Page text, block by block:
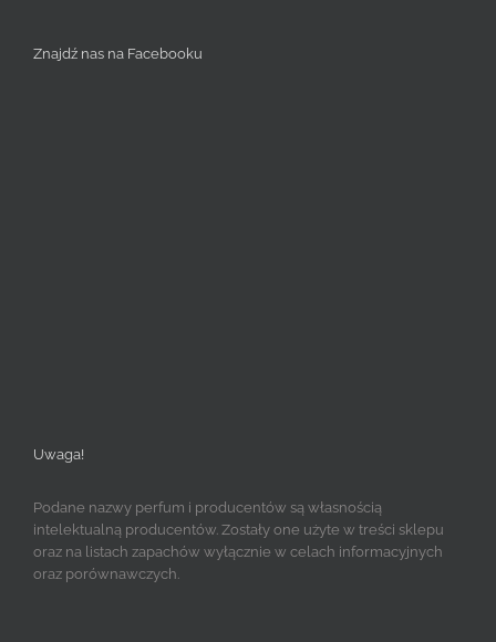
Znajdź nas na Facebooku
Uwaga!
Podane nazwy perfum i producentów są własnością
intelektualną producentów. Zostały one użyte w treści sklepu
oraz na listach zapachów wyłącznie w celach informacyjnych
oraz porównawczych.